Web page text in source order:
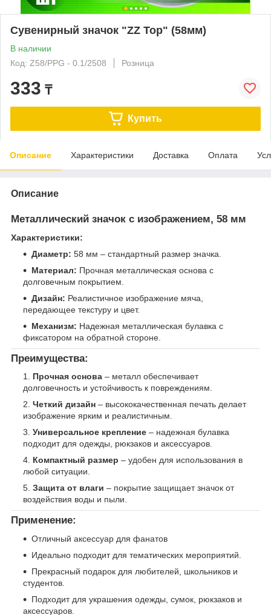
Сувенирный значок "ZZ Top" (58мм)
В наличии
Код: Z58/PPG - 0.1/2508
Розница
333 ₸
Купить
Описание Характеристики Доставка Оплата
Описание
Металлический значок с изображением, 58 мм
Характеристики:
Диаметр: 58 мм – стандартный размер значка.
Материал: Прочная металлическая основа с
долговечным покрытием.
Дизайн: Реалистичное изображение мяча,
передающее текстуру и цвет.
Механизм: Надежная металлическая булавка с
фиксатором на обратной стороне.
Преимущества:
Прочная основа – металл обеспечивает
долговечность и устойчивость к повреждениям.
Четкий дизайн – высококачественная печать делает
изображение ярким и реалистичным.
Универсальное крепление – надежная булавка
подходит для одежды, рюкзаков и аксессуаров.
Компактный размер – удобен для использования в
любой ситуации.
Защита от влаги – покрытие защищает значок от
воздействия воды и пыли.
Применение:
Отличный аксессуар для фанатов
Идеально подходит для тематических мероприятий.
Прекрасный подарок для любителей, школьников и
студентов.
Подходит для украшения одежды, сумок, рюкзаков и
аксессуаров.